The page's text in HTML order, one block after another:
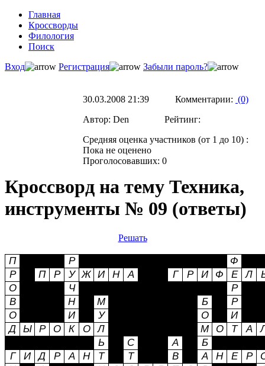
Главная
Кроссворды
Филология
Поиск
Вход
Регистрация Забыли пароль?
30.03.2008 21:39 Комментарии: (0)
Автор: Den Рейтинг:
Средняя оценка участников (от 1 до 10) :
Пока не оценено
Проголосовавших: 0
Кроссворд на тему Техника,
инструменты № 09 (ответы)
Решать